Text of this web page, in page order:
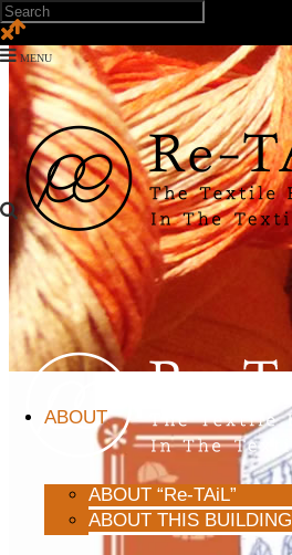
ABOUT
ABOUT “Re-TAiL”
ABOUT THIS BUILDING